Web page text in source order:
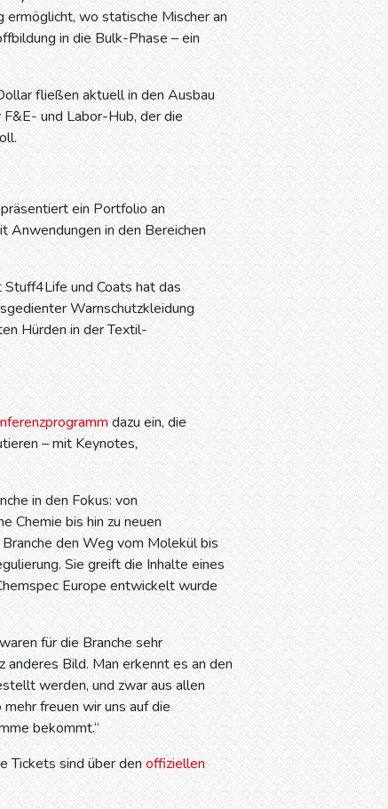
ermöglicht, wo statische Mischer an
in die Bulk-Phase – ein
fließen aktuell in den Ausbau
und Labor-Hub, der die
ein Portfolio an
Anwendungen in den Bereichen
und Coats hat das
Warnschutzkleidung
Hürden in der Textil-
dazu ein, die
– mit Keynotes,
in den Fokus: von
Chemie bis hin zu neuen
den Weg vom Molekül bis
Sie greift die Inhalte eines
Europe entwickelt wurde
für die Branche sehr
anderes Bild. Man erkennt es an den
werden, und zwar aus allen
freuen wir uns auf die
bekommt.“
Tickets sind über denoffiziellen